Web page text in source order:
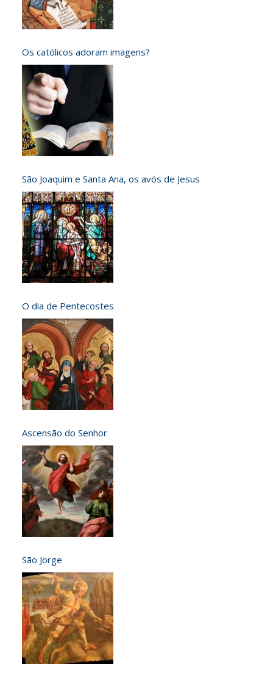
Os católicos adoram imagens?
São Joaquim e Santa Ana, os avós de Jesus
O dia de Pentecostes
Ascensão do Senhor
São Jorge